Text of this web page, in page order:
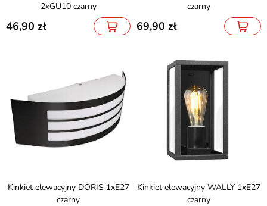
2xGU10 czarny
46,90
czarny
69,90
Kinkiet elewacyjny DORIS 1xE27
czarny
Kinkiet elewacyjny WALLY 1xE27
czarny